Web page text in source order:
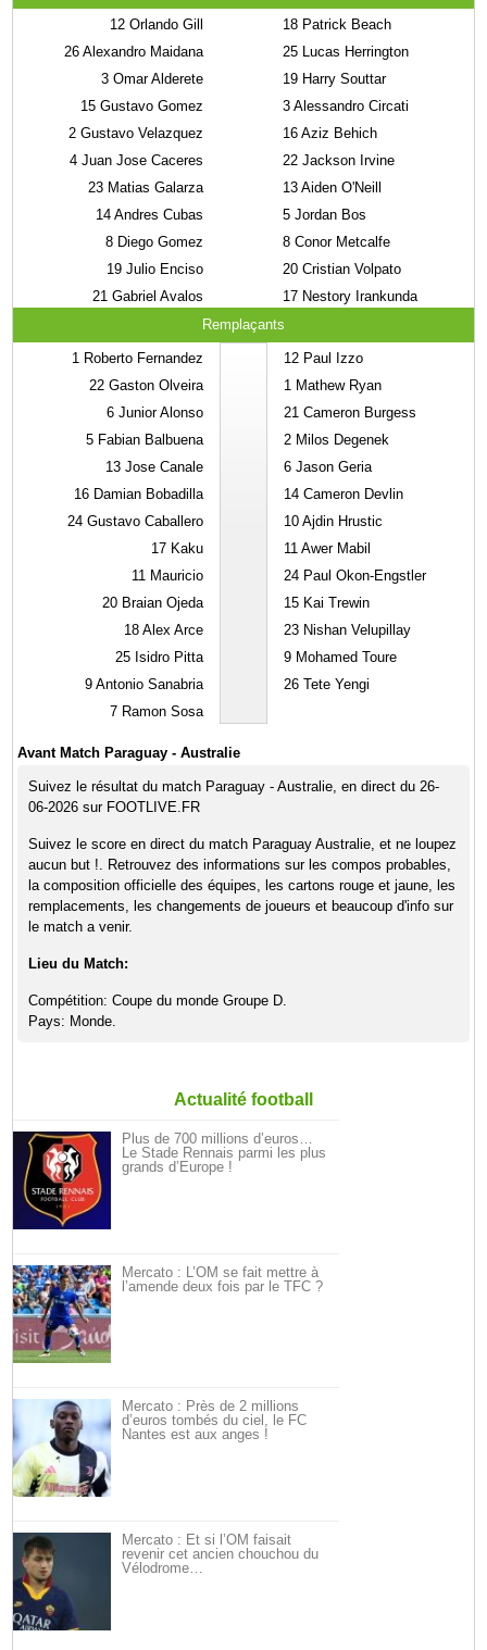
12 Orlando Gill
26 Alexandro Maidana
3 Omar Alderete
15 Gustavo Gomez
2 Gustavo Velazquez
4 Juan Jose Caceres
23 Matias Galarza
14 Andres Cubas
8 Diego Gomez
19 Julio Enciso
21 Gabriel Avalos
18 Patrick Beach
25 Lucas Herrington
19 Harry Souttar
3 Alessandro Circati
16 Aziz Behich
22 Jackson Irvine
13 Aiden O'Neill
5 Jordan Bos
8 Conor Metcalfe
20 Cristian Volpato
17 Nestory Irankunda
Remplaçants
1 Roberto Fernandez
22 Gaston Olveira
6 Junior Alonso
5 Fabian Balbuena
13 Jose Canale
16 Damian Bobadilla
24 Gustavo Caballero
17 Kaku
11 Mauricio
20 Braian Ojeda
18 Alex Arce
25 Isidro Pitta
9 Antonio Sanabria
7 Ramon Sosa
12 Paul Izzo
1 Mathew Ryan
21 Cameron Burgess
2 Milos Degenek
6 Jason Geria
14 Cameron Devlin
10 Ajdin Hrustic
11 Awer Mabil
24 Paul Okon-Engstler
15 Kai Trewin
23 Nishan Velupillay
9 Mohamed Toure
26 Tete Yengi
Avant Match Paraguay - Australie
Suivez le résultat du match Paraguay - Australie, en direct du 26-
06-2026 sur FOOTLIVE.FR
Suivez le score en direct du match Paraguay Australie, et ne loupez
aucun but !. Retrouvez des informations sur les compos probables,
la composition officielle des équipes, les cartons rouge et jaune, les
remplacements, les changements de joueurs et beaucoup d'info sur
le match a venir.
Lieu du Match:
Compétition: Coupe du monde Groupe D.
Pays: Monde.
Actualité football
Plus de 700 millions d’euros…
Le Stade Rennais parmi les plus
grands d’Europe !
Mercato : L’OM se fait mettre à
l’amende deux fois par le TFC ?
Mercato : Près de 2 millions
d’euros tombés du ciel, le FC
Nantes est aux anges !
Mercato : Et si l’OM faisait
revenir cet ancien chouchou du
Vélodrome…